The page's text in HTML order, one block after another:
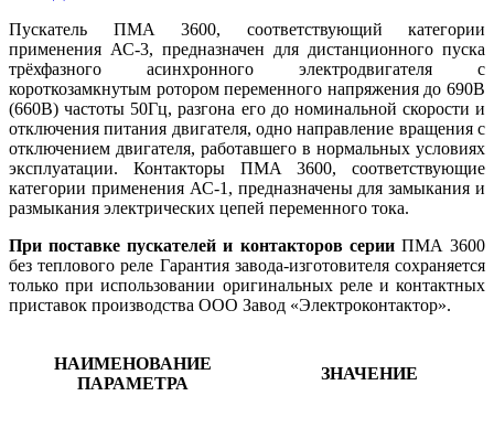
Пускатель ПМА 3600, соответствующий категории
применения АС-3, предназначен для дистанционного пуска
трёхфазного асинхронного электродвигателя с
короткозамкнутым ротором переменного напряжения до 690В
(660В) частоты 50Гц, разгона его до номинальной скорости и
отключения питания двигателя, одно направление вращения с
отключением двигателя, работавшего в нормальных условиях
эксплуатации. Контакторы ПМА 3600, соответствующие
категории применения АС-1, предназначены для замыкания и
размыкания электрических цепей переменного тока.
При поставке пускателей и контакторов серии ПМА 3600
без теплового реле Гарантия завода-изготовителя сохраняется
только при использовании оригинальных реле и контактных
приставок производства ООО Завод «Электроконтактор».
НАИМЕНОВАНИЕ
ПАРАМЕТРА
ЗНАЧЕНИЕ